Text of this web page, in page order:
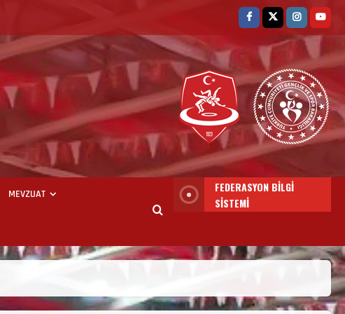
MEVZUAT
FEDERASYON BİLGİ
SİSTEMİ